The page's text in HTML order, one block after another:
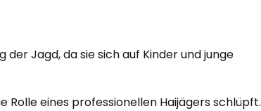
der Jagd, da sie sich auf Kinder und junge
Rolle eines professionellen Haijägers schlüpft.